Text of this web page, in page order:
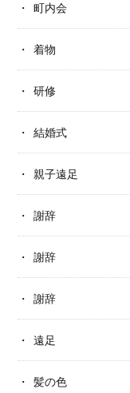
町内会
着物
研修
結婚式
親子遠足
謝辞
謝辞
謝辞
遠足
髪の色